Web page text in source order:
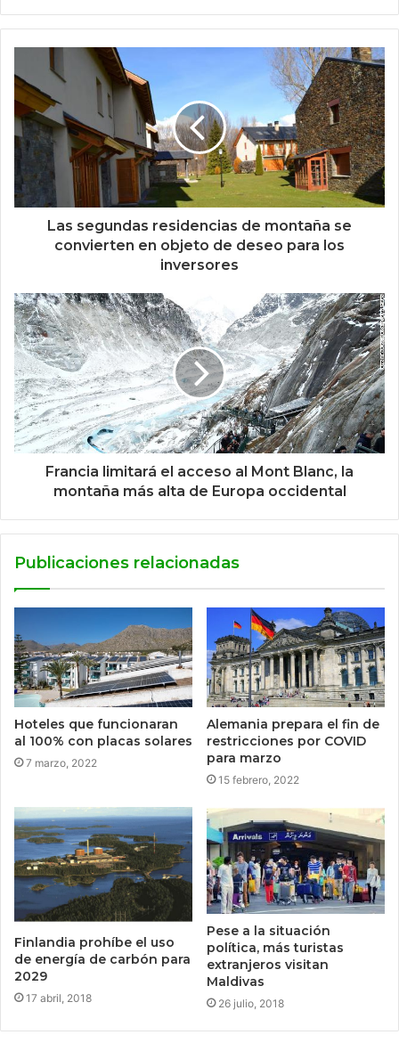
Las segundas residencias de montaña se
convierten en objeto de deseo para los
inversores
Francia limitará el acceso al Mont Blanc, la
montaña más alta de Europa occidental
Publicaciones relacionadas
Hoteles que funcionaran
al 100% con placas solares
7 marzo, 2022
Alemania prepara el fin de
restricciones por COVID
para marzo
15 febrero, 2022
Finlandia prohíbe el uso
de energía de carbón para
2029
17 abril, 2018
Pese a la situación
política, más turistas
extranjeros visitan
Maldivas
26 julio, 2018